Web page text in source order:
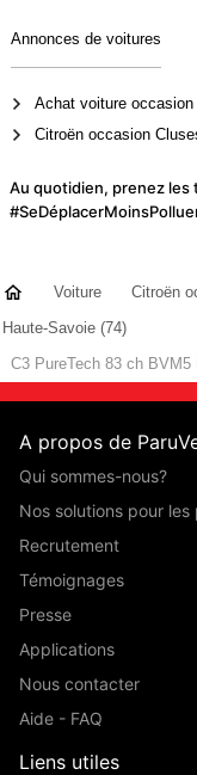
Annonces de voitures
Achat voiture occasion
Citroën occasion
Au quotidien, prenez les
Voiture Citroën
Haute-Savoie (74)
C3 PureTech 83 ch
A propos de
Qui sommes-nous?
Nos solutions pour les
Recrutement
Témoignages
Presse
Applications
Nous contacter
Aide - FAQ
Liens utiles